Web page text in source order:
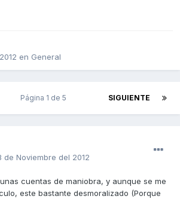
en General
SIGUIENTE
Página 1 de 5
de Noviembre del 2012
cuentas de maniobra, y aunque se me
este bastante desmoralizado (Porque